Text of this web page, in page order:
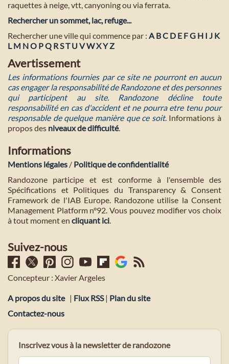
raquettes à neige, vtt, canyoning ou via ferrata.
Rechercher un sommet, lac, refuge...
Rechercher une ville qui commence par : A BC D E FG H I J K
L M NO PQ RST U VWXYZ
Avertissement
Les informations fournies par ce site ne pourront en aucun
cas engager la responsabilité de Randozone et des personnes
qui participent au site. Randozone décline toute
responsabilité en cas d'accident et ne pourra etre tenu pour
responsable de quelque manière que ce soit. Informations à
propos des niveaux de difficulté.
Informations
Mentions légales / Politique de confidentialité
Randozone participe et est conforme à l'ensemble des
Spécifications et Politiques du Transparency & Consent
Framework de l'IAB Europe. Randozone utilise la Consent
Management Platform n°92. Vous pouvez modifier vos choix
à tout moment en cliquant ici.
Suivez-nous
Concepteur : Xavier Argeles
A propos du site | Flux RSS| Plan du site
Contactez-nous
Inscrivez vous à la newsletter de randozone